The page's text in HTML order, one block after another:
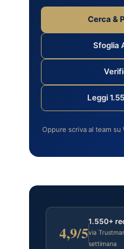
Cerca &
Sfoglia
Leggi
Oppure scriva al team su
4,9/5
1.550+
via
settimana